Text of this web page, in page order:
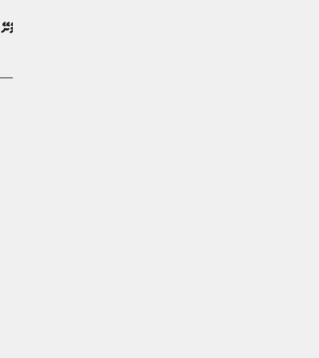
ހައްޖުވެރިންގެ ފުރަތަމަ ގުރޫޕުގައި ހިމެނޭ 241 ހައްޖާޖީން މާލެ އަތުވެއްޖެ